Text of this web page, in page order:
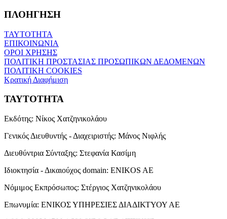
ΠΛΟΗΓΗΣΗ
ΤΑΥΤΟΤΗΤΑ
ΕΠΙΚΟΙΝΩΝΙΑ
ΟΡΟΙ ΧΡΗΣΗΣ
ΠΟΛΙΤΙΚΗ ΠΡΟΣΤΑΣΙΑΣ ΠΡΟΣΩΠΙΚΩΝ ΔΕΔΟΜΕΝΩΝ
ΠΟΛΙΤΙΚΗ COOKIES
Κρατική Διαφήμιση
ΤΑΥΤΟΤΗΤΑ
Εκδότης: Νίκος Χατζηνικολάου
Γενικός Διευθυντής - Διαχειριστής: Μάνος Νιφλής
Διευθύντρια Σύνταξης: Στεφανία Κασίμη
Ιδιοκτησία - Δικαιούχος domain: ENIKOS AE
Νόμιμος Εκπρόσωπος: Στέργιος Χατζηνικολάου
Επωνυμία: ΕΝΙΚΟΣ ΥΠΗΡΕΣΙΕΣ ΔΙΑΔΙΚΤΥΟΥ ΑΕ